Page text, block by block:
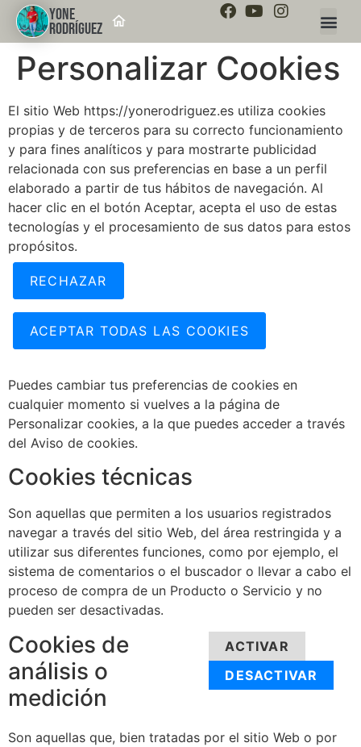
YONE
RODRÍGUEZ
Personalizar Cookies
El sitio Web https://yonerodriguez.es utiliza cookies
propias y de terceros para su correcto funcionamiento
y para fines analíticos y para mostrarte publicidad
relacionada con sus preferencias en base a un perfil
elaborado a partir de tus hábitos de navegación. Al
hacer clic en el botón Aceptar, acepta el uso de estas
tecnologías y el procesamiento de sus datos para estos
propósitos.
RECHAZAR
ACEPTAR TODAS LAS COOKIES
Puedes cambiar tus preferencias de cookies en
cualquier momento si vuelves a la página de
Personalizar cookies, a la que puedes acceder a través
del Aviso de cookies.
Cookies técnicas
Son aquellas que permiten a los usuarios registrados
navegar a través del sitio Web, del área restringida y a
utilizar sus diferentes funciones, como por ejemplo, el
sistema de comentarios o el buscador o llevar a cabo el
proceso de compra de un Producto o Servicio y no
pueden ser desactivadas.
Cookies de
análisis o
medición
ACTIVAR
DESACTIVAR
Son aquellas que, bien tratadas por el sitio Web o por